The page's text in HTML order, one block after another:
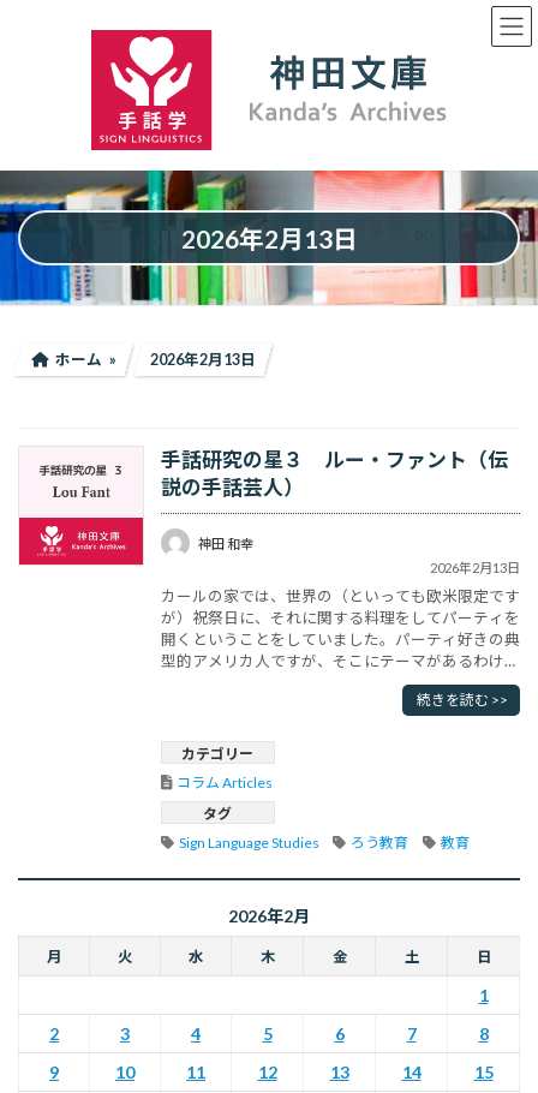
ッ
プ
移
動
2026年2月13日
ホーム 2026年2月13日
手話研究の星３ ルー・ファント（伝
説の手話芸人）
神田 和幸
2026年2月13日
カールの家では、世界の（といっても欧米限定です
が）祝祭日に、それに関する料理をしてパーティを
開くということをしていました。パーティ好きの典
型的アメリカ人ですが、そこにテーマがあるわけで
す。イースター、ハロウイン、クリスマスといった
典型的なアメリカ文化はもちろん、北欧の文化、ユ
わることができました。スージー夫人は料理名人
で、レシピ本を見て、材料も仕入れ、･･･
続きを読む >>
カテゴリー
コラム Articles
タグ
Sign Language Studies
ろう教育 教育
2026年2月
月 火 水 木 金 土 日
1
2
3 4 5 6 7
8
9
10 11 12 13 14
15